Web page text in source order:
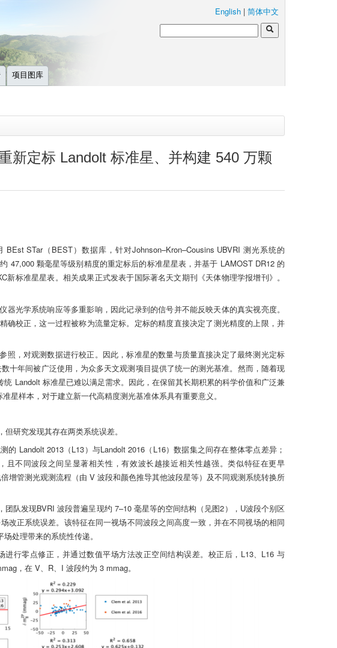
English| 简体中文
项目图库
新定标 Landolt 标准星、并构建 540 万颗
STar（BEST）数据库，针对Johnson–Kron–Cousins UBVRI 测光系统的
47,000 颗毫星等级别精度的重定标后的标准星星表，并基于 LAMOST DR12 的
标准星星表。相关成果正式发表于国际著名天文期刊《天体物理学报增刊》。
光学系统响应等多重影响，因此记录到的信号并不能反映天体的真实视亮度。
确校正，这一过程被称为流量定标。定标的精度直接决定了测光精度的上限，并
照，对观测数据进行校正。因此，标准星的数量与质量直接决定了最终测光定标
十年间被广泛使用，为众多天文观测项目提供了统一的测光基准。然而，随着现
Landolt 标准星已难以满足需求。因此，在保留其长期积累的科学价值和广泛兼
星样本，对于建立新一代高精度测光基准体系具有重要意义。
研究发现其存在两类系统误差。
Landolt 2013（L13）与Landolt 2016（L16）数据集之间存在整体零点差异；
不同波段之间呈显著相关性，有效波长越接近相关性越强。类似特征在更早
增管测光观测流程（由 V 波段和颜色推导其他波段星等）及不同观测系统转换所
队发现BVRI 波段普遍呈现约 7–10 毫星等的空间结构（见图2），U波段个别区
改正系统误差。该特征在同一视场不同波段之间高度一致，并在不同视场的相同
处理带来的系统性传递。
行零点修正，并通过数值平场方法改正空间结构误差。校正后，L13、L16 与
，在 V、R、I 波段约为 3 mmag。